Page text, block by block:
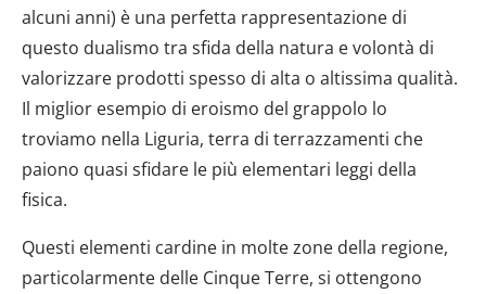
alcuni anni) è una perfetta rappresentazione di
questo dualismo tra sfida della natura e volontà di
valorizzare prodotti spesso di alta o altissima qualità.
Il miglior esempio di eroismo del grappolo lo
troviamo nella Liguria, terra di terrazzamenti che
paiono quasi sfidare le più elementari leggi della
fisica.
Questi elementi cardine in molte zone della regione,
particolarmente delle Cinque Terre, si ottengono